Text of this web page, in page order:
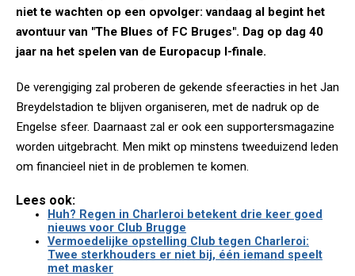
niet te wachten op een opvolger: vandaag al begint het
avontuur van "The Blues of FC Bruges". Dag op dag 40
jaar na het spelen van de Europacup I-finale.
De verengiging zal proberen de gekende sfeeracties in het Jan
Breydelstadion te blijven organiseren, met de nadruk op de
Engelse sfeer. Daarnaast zal er ook een supportersmagazine
worden uitgebracht. Men mikt op minstens tweeduizend leden
om financieel niet in de problemen te komen.
Lees ook:
Huh? Regen in Charleroi betekent drie keer goed
nieuws voor Club Brugge
Vermoedelijke opstelling Club tegen Charleroi:
Twee sterkhouders er niet bij, één iemand speelt
met masker